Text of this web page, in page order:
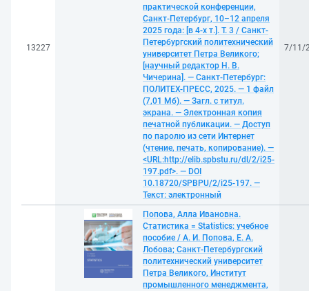
13227
практической конференции,
Санкт-Петербург, 10–12 апреля
2025 года: [в 4-х т.]. Т. 3 / Санкт-
Петербургский политехнический
университет Петра Великого;
[научный редактор Н. В.
Чичерина]. — Санкт-Петербург:
ПОЛИТЕХ-ПРЕСС, 2025. — 1 файл
(7,01 Мб). — Загл. с титул.
экрана. — Электронная копия
печатной публикации. — Доступ
по паролю из сети Интернет
(чтение, печать, копирование). —
<URL:http://elib.spbstu.ru/dl/2/i25-
197.pdf>. — DOI
10.18720/SPBPU/2/i25-197. —
Текст: электронный
7/11/
Попова, Алла Ивановна.
Статистика = Statistics: учебное
пособие / А. И. Попова, Е. А.
Лобова; Санкт-Петербургский
политехнический университет
Петра Великого, Институт
промышленного менеджмента,